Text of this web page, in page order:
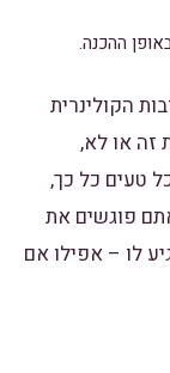
ההכנה.
הקולינרית
זה או לא,
טעים כל כך,
פוגשים את
לו – אפילו אם